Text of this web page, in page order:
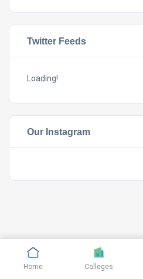
Twitter Feeds
Loading!
Our Instagram
CTHthemes 2019. All rights reserved.
Home Colleges